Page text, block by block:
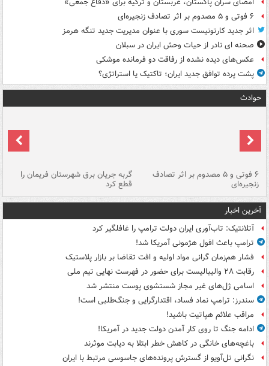
۶ فوتی و ۵ مصدوم بر اثر تصادف زنجیره‌ای
اثر جدید کارتونیست سوری با عنوان مدیریت جدید تنگه هرمز
صحنه ای نادر از حیات وحش ایران در سبلان
عکس‌های دیده نشده از رفاقت دو فرمانده‌ موشکی
پشت پرده توافق جدید ایران؛ تاکتیک یا استراتژی؟
حوادث
۶ فوتی و ۵ مصدوم بر اثر تصادف
زنجیره‌ای
گربه جریان برق شهرستان فریمان را
قطع کرد
آخرین اخبار
آتلانتیک: تاب‌آوری ایران دولت ترامپ را غافلگیر کرد
ترامپ باعث افول هژمونی آمریکا شد!
فشار هم‌زمان گرانی مواد اولیه و افت تقاضا بر بازار پلاستیک
رقابت ۲۸ والیبالیست برای حضور در فهرست نهایی تیم ملی
اسامی ژل‌های غیر مجاز شستشوی پوست منتشر شد
سندرز: ترامپ نماد فساد، اقتدارگرایی و جنگ‌طلبی است!
مراقب علائم هپاتیت باشید!
ادامه جنگ تا روی کار آمدن دولت جدید در آمریکا!
باغچه‌های خانگی در کاهش خطر ابتلا به دیابت موثرند
نگرانی تل‌آویو از گسترش پرونده‌های جاسوسی مرتبط با ایران